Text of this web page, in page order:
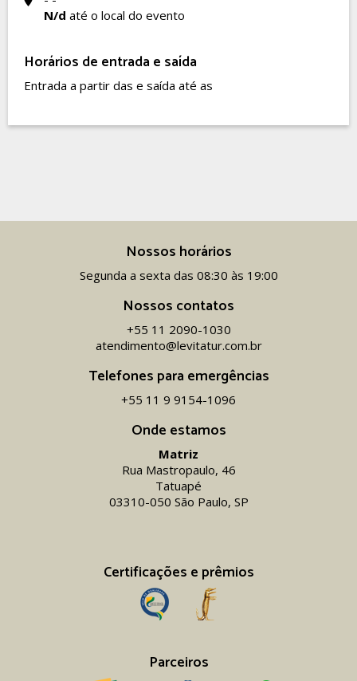
N/d até o local do evento
Horários de entrada e saída
Entrada a partir das e saída até as
Onde estamos
Matriz
Rua Mastropaulo, 46
Tatuapé
03310-050 São Paulo, SP
Certificações e prêmios
Parceiros
Nossos horários
Segunda a sexta das 08:30 às 19:00
Nossos contatos
+55 11 2090-1030
atendimento@levitatur.com.br
Telefones para emergências
+55 11 9 9154-1096‬